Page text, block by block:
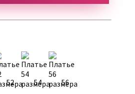
52 54 56